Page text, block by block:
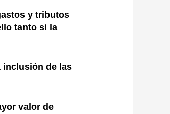
y tributos
tanto si la
inclusión de las
valor de